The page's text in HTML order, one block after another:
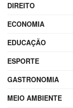
DIREITO
ECONOMIA
EDUCAÇÃO
ESPORTE
GASTRONOMIA
MEIO AMBIENTE